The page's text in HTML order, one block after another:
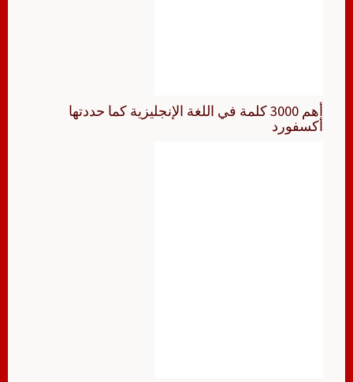
أهم 3000 كلمة في اللغة الإنجليزية كما حددتها
أكسفورد